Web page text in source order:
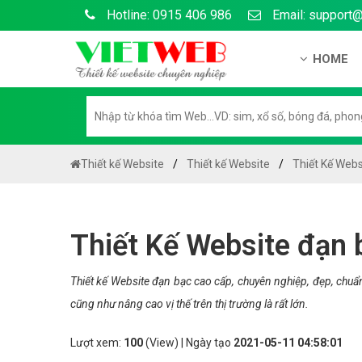
Hotline: 0915 406 986 Email:
HOME
Hướng
Chính
Liên hệ
Thiết kế Website Thiết kế Website Thiết Kế
Thiết Kế Website đạn
Thiết kế Website đạn bạc cao cấp, chuyên nghiệp, đẹp,
cũng như nâng cao vị thế trên thị trường là rất lớn.
Lượt xem: 100(View) | Ngày tạo 2021-05-11 04:58:01